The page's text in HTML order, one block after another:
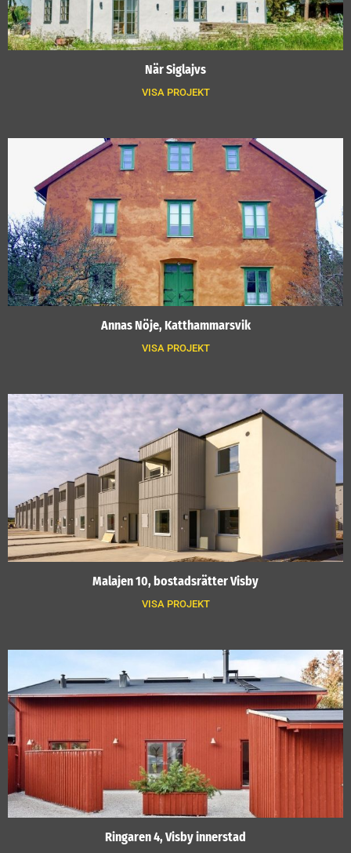
När Siglajvs
VISA PROJEKT
Annas Nöje, Katthammarsvik
VISA PROJEKT
Malajen 10, bostadsrätter Visby
VISA PROJEKT
Ringaren 4, Visby innerstad